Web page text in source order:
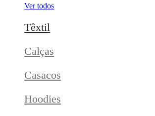
Ver todos
Têxtil
Calças
Casacos
Hoodies